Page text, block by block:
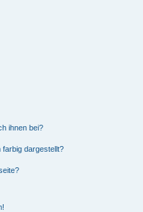
ihnen bei?
dargestellt?